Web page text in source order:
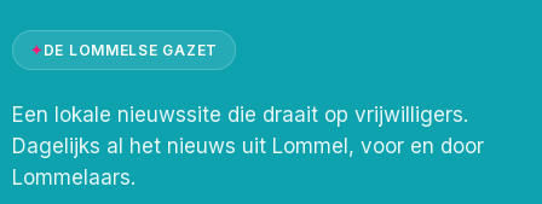
✦DE LOMMELSE GAZET
Een lokale nieuwssite die draait op vrijwilligers.
Dagelijks al het nieuws uit Lommel, voor en door
Lommelaars.